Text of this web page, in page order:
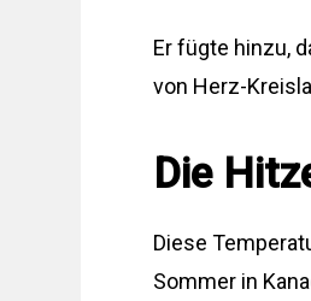
Er fügte hinzu,
von Herz-
Die
Diese
Sommer in